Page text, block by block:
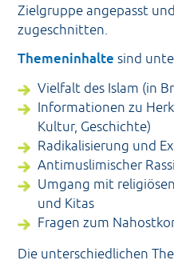
Zielgruppe angepasst
zugeschnitten.
Themeninhaltesind
Vielfalt des Islam (in
Informationen zu
Kultur, Geschichte)
Radikalisierung und
Antimuslimischer
Umgang mit
und Kitas
Fragen zum
Die unterschiedlichen